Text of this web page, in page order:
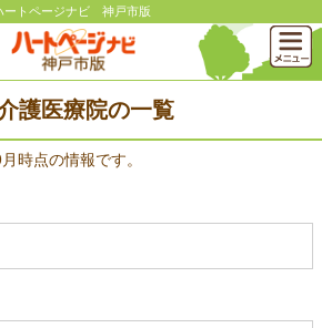
トページナビ 神戸市版
護医療院の一覧
時点の情報です。